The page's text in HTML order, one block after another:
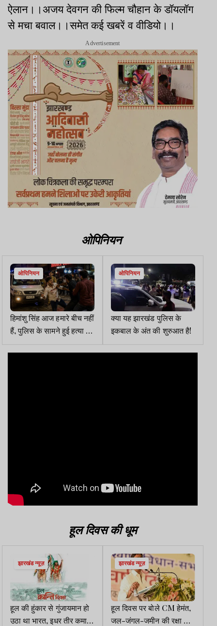
ऐलान।।अजय देवगन की फिल्म चौहान के डॉयलॉग
से मचा बवाल।।समेत कई खबरें व वीडियो।।
Advertisement
ओपिनियन
ओपिनियन
हिमांशु सिंह आज हमारे बीच नहीं
हैं, पुलिस के सामने हुई हत्या से
वर्दी पर लगे दाग कैसे धुलेंगे?
ओपिनियन
क्या यह झारखंड पुलिस के
इकबाल के अंत की शुरुआत है!
हूल दिवस की धूम
झारखंड न्यूज़
हूल की हुंकार से गुंजायमान हो
उठा था भारत, इधर तीर कमान,
झारखंड न्यूज़
हूल दिवस पर बोले CM हेमंत,
जल-जंगल-जमीन की रक्षा के